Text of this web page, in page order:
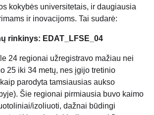
kokybės universitetais, ir daugiausia
ir inovacijoms. Tai sudarė:
rinkinys: EDAT_LFSE_04
24 regionai užregistravo mažiau nei
25 iki 34 metų, nes įgijo tretinio
parodyta tamsiausias aukso
Šie regionai pirmiausia buvo kaimo
izoliuoti, dažnai būdingi